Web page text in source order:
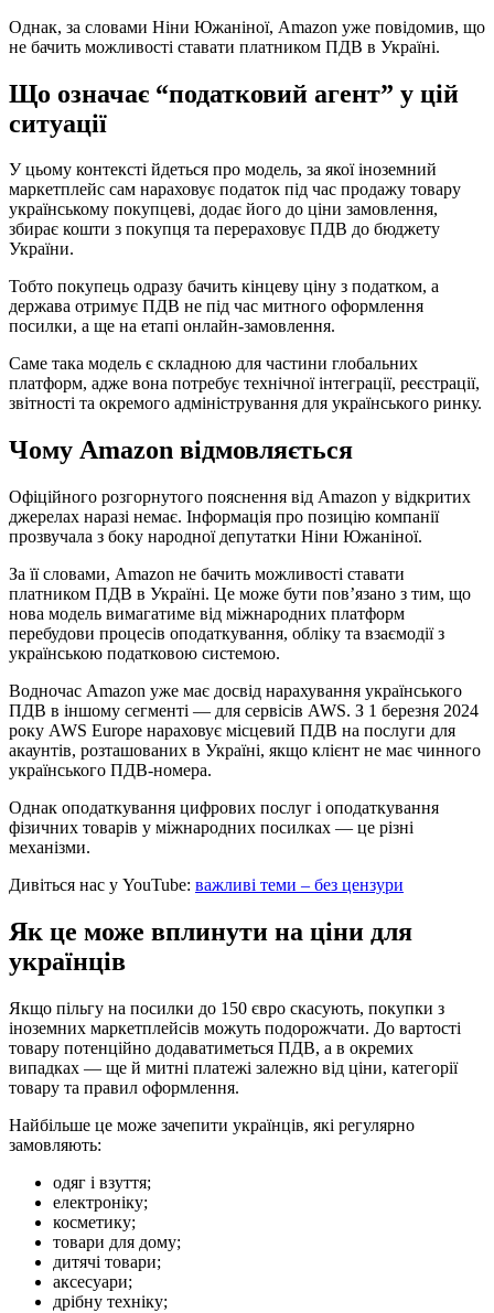
Однак, за словами Ніни Южаніної, Amazon уже повідомив, що
не бачить можливості ставати платником ПДВ в Україні.
Що означає “податковий агент” у цій
ситуації
У цьому контексті йдеться про модель, за якої іноземний
маркетплейс сам нараховує податок під час продажу товару
українському покупцеві, додає його до ціни замовлення,
збирає кошти з покупця та перераховує ПДВ до бюджету
України.
Тобто покупець одразу бачить кінцеву ціну з податком, а
держава отримує ПДВ не під час митного оформлення
посилки, а ще на етапі онлайн-замовлення.
Саме така модель є складною для частини глобальних
платформ, адже вона потребує технічної інтеграції, реєстрації,
звітності та окремого адміністрування для українського ринку.
Чому Amazon відмовляється
Офіційного розгорнутого пояснення від Amazon у відкритих
джерелах наразі немає. Інформація про позицію компанії
прозвучала з боку народної депутатки Ніни Южаніної.
За її словами, Amazon не бачить можливості ставати
платником ПДВ в Україні. Це може бути пов’язано з тим, що
нова модель вимагатиме від міжнародних платформ
перебудови процесів оподаткування, обліку та взаємодії з
українською податковою системою.
Водночас Amazon уже має досвід нарахування українського
ПДВ в іншому сегменті — для сервісів AWS. З 1 березня 2024
року AWS Europe нараховує місцевий ПДВ на послуги для
акаунтів, розташованих в Україні, якщо клієнт не має чинного
українського ПДВ-номера.
Однак оподаткування цифрових послуг і оподаткування
фізичних товарів у міжнародних посилках — це різні
механізми.
Дивіться нас у YouTube: важливі теми – без цензури
Як це може вплинути на ціни для
українців
Якщо пільгу на посилки до 150 євро скасують, покупки з
іноземних маркетплейсів можуть подорожчати. До вартості
товару потенційно додаватиметься ПДВ, а в окремих
випадках — ще й митні платежі залежно від ціни, категорії
товару та правил оформлення.
Найбільше це може зачепити українців, які регулярно
замовляють:
одяг і взуття;
електроніку;
косметику;
товари для дому;
дитячі товари;
аксесуари;
дрібну техніку;